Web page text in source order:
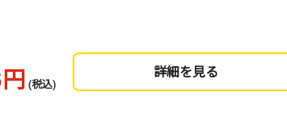
(税込)
詳細を見る